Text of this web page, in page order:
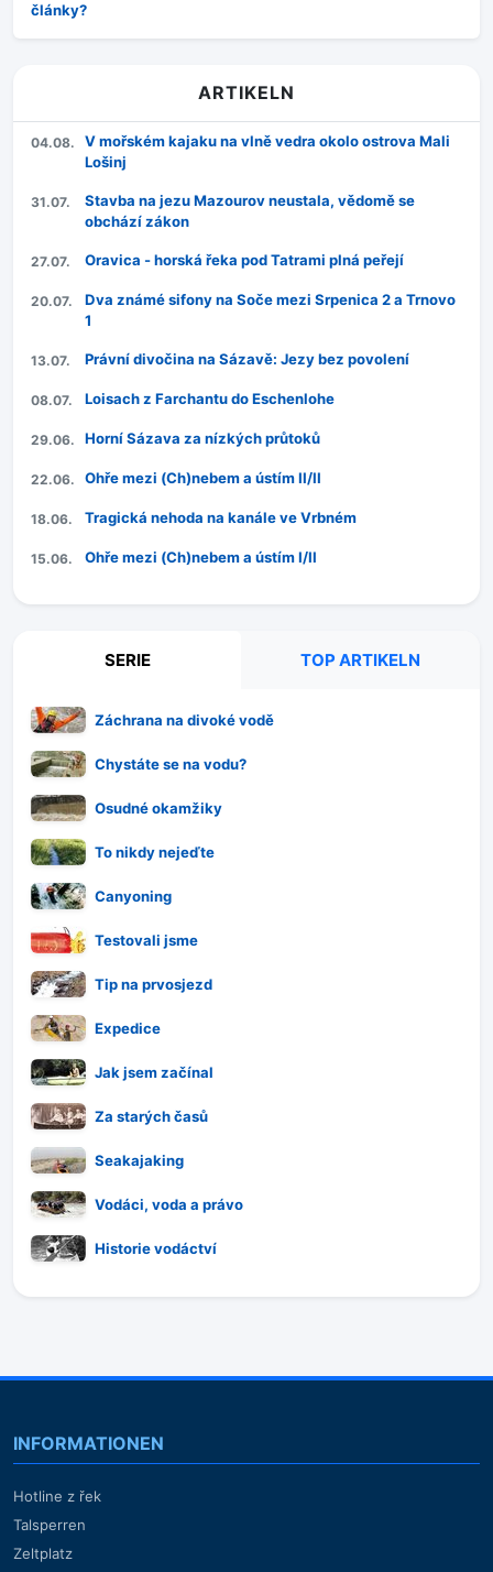
články?
ARTIKELN
04.08.
V mořském kajaku na vlně vedra okolo ostrova Mali
Lošinj
31.07.
Stavba na jezu Mazourov neustala, vědomě se
obchází zákon
27.07. Oravica - horská řeka pod Tatrami plná peřejí
20.07.
Dva známé sifony na Soče mezi Srpenica 2 a Trnovo
1
13.07. Právní divočina na Sázavě: Jezy bez povolení
08.07. Loisach z Farchantu do Eschenlohe
29.06. Horní Sázava za nízkých průtoků
22.06. Ohře mezi (Ch)nebem a ústím II/II
18.06. Tragická nehoda na kanále ve Vrbném
15.06. Ohře mezi (Ch)nebem a ústím I/II
SERIE TOP ARTIKELN
Záchrana na divoké vodě
Chystáte se na vodu?
Osudné okamžiky
To nikdy nejeďte
Canyoning
Testovali jsme
Tip na prvosjezd
Expedice
Jak jsem začínal
Za starých časů
Seakajaking
Vodáci, voda a právo
Historie vodáctví
INFORMATIONEN
Hotline z řek
Talsperren
Zeltplatz